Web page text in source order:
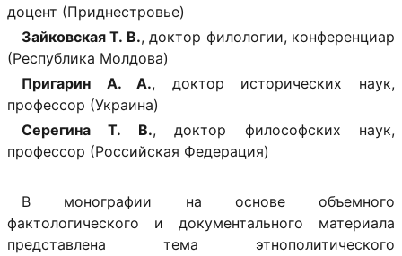
доцент (Приднестровье)
Зайковская Т. В., доктор филологии, конференциар
(Республика Молдова)
Пригарин А. А., доктор исторических наук,
профессор (Украина)
Серегина Т. В., доктор философских наук,
профессор (Российская Федерация)
В монографии на основе объемного
фактологического и документального материала
представлена тема этнополитического